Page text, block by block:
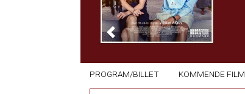
Previous
PROGRAM/BILLET KOMMENDE FILM